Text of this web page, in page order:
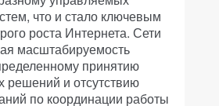
что и стало ключевым
роста Интернета. Сети
масштабируемость
принятию
решений и отсутствию
по координации работы